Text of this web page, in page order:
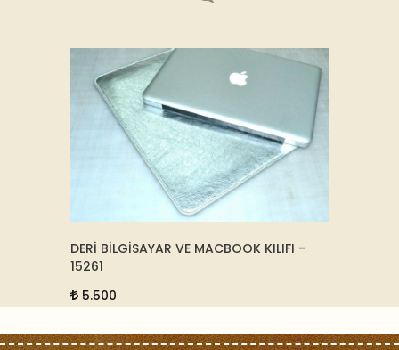
DERİ SIRT ÇANTASI - SİYAH - 30114